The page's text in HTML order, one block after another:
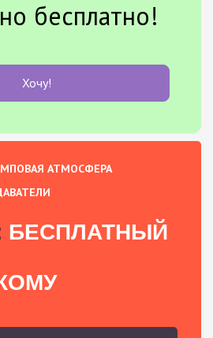
бесплатно!
Хочу!
АТМОСФЕРА
БЕСПЛАТНЫЙ